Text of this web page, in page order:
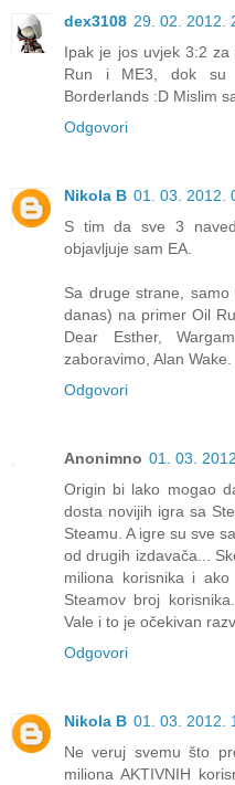
dex3108 29. 02. 2012.
Ipak je jos uvjek 3:2
Run i ME3, dok su
Borderlands :D Mislim
Odgovori
Nikola B 01. 03. 2012.
S tim da sve 3
objavljuje sam EA.
Sa druge strane,
danas) na primer Oil
Dear Esther,
zaboravimo, Alan Wake.
Odgovori
Anonimno 01. 03.
Origin bi lako mogao
dosta novijih igra sa
Steamu. A igre su sve
od drugih izdavača...
miliona korisnika i
Steamov broj
Vale i to je očekivan
Odgovori
Nikola B 01. 03. 2012.
Ne veruj svemu što
miliona AKTIVNIH